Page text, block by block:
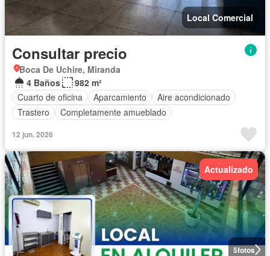
Local Comercial
Consultar precio
Boca De Uchire, Miranda
4 Baños
982 m²
Cuarto de oficina
Aparcamiento
Aire acondicionado
Trastero
Completamente amueblado
12 jun. 2026
5fotos
Actualizado